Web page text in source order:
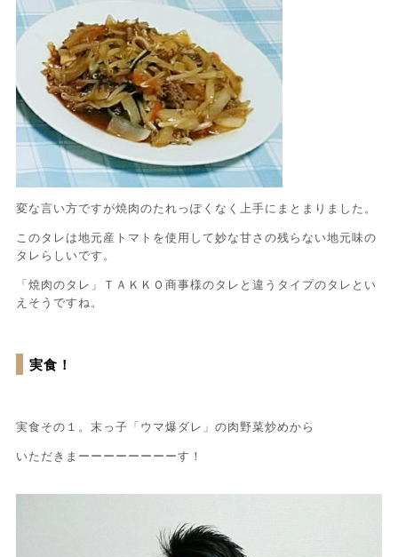
変な言い方ですが焼肉のたれっぽくなく上手にまとまりました。
このタレは地元産トマトを使用して妙な甘さの残らない地元味の
タレらしいです。
「焼肉のタレ」ＴＡＫＫＯ商事様のタレと違うタイプのタレとい
えそうですね。
実食！
実食その１。末っ子「ウマ爆ダレ」の肉野菜炒めから
いただきまーーーーーーーーす！